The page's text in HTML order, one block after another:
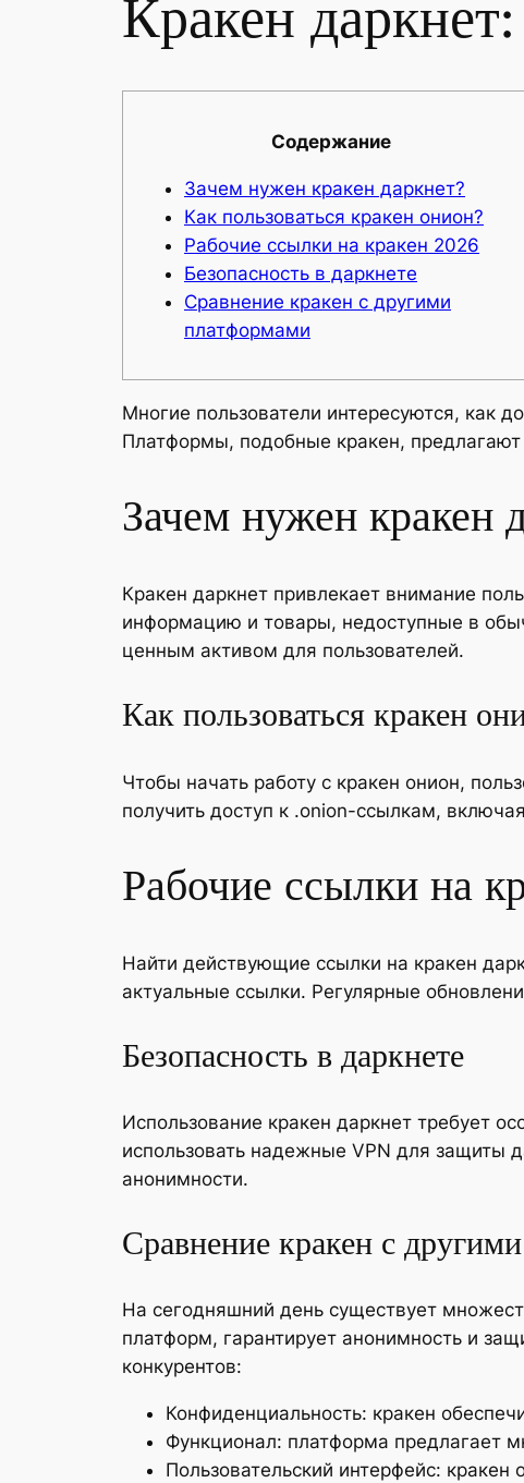
Кракен
Содержание
Зачем нужен кракен даркнет?
Как пользоваться кракен онион?
Рабочие ссылки на кракен 2026
Безопасность в даркнете
Сравнение кракен с другими
платформами
Многие пользователи интересуются, как
Платформы, подобные кракен,
Зачем нужен кракен
Кракен даркнет привлекает внимание
информацию и товары, недоступные в
ценным активом для пользователей.
Как пользоваться кракен
Чтобы начать работу с кракен онион,
получить доступ к .onion-ссылкам,
Рабочие ссылки на
Найти действующие ссылки на кракен
актуальные ссылки. Регулярные
Безопасность в даркнете
Использование кракен даркнет требует
использовать надежные VPN для защиты
анонимности.
Сравнение кракен с
На сегодняшний день существует
платформ, гарантирует анонимность и
конкурентов:
Конфиденциальность: кракен
Функционал: платформа предлагает
Пользовательский интерфейс: